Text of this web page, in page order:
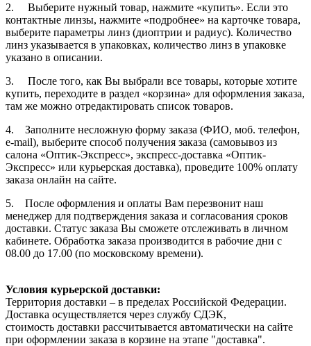
2. Выберите нужный товар, нажмите «купить». Если это
контактные линзы, нажмите «подробнее» на карточке товара,
выберите параметры линз (диоптрии и радиус). Количество
линз указывается в упаковках, количество линз в упаковке
указано в описании.
3. После того, как Вы выбрали все товары, которые хотите
купить, переходите в раздел «корзина» для оформления заказа,
там же можно отредактировать список товаров.
4. Заполните несложную форму заказа (ФИО, моб. телефон,
e-mail), выберите способ получения заказа (самовывоз из
салона «Оптик-Экспресс», экспресс-доставка «Оптик-
Экспресс» или курьерская доставка), проведите 100% оплату
заказа онлайн на сайте.
5. После оформления и оплаты Вам перезвонит наш
менеджер для подтверждения заказа и согласования сроков
доставки. Статус заказа Вы сможете отслеживать в личном
кабинете. Обработка заказа производится в рабочие дни с
08.00 до 17.00 (по московскому времени).
Условия курьерской доставки:
Территория доставки – в пределах Российской Федерации.
Доставка осуществляется через службу СДЭК,
стоимость доставки рассчитывается автоматически на сайте
при оформлении заказа в корзине на этапе "доставка".